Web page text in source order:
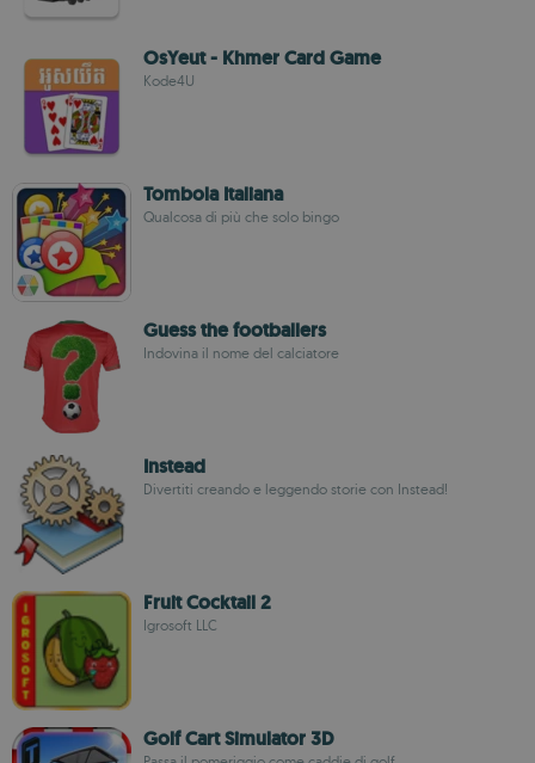
OsYeut - Khmer Card Game
Kode4U
Tombola Italiana
Qualcosa di più che solo bingo
Guess the footballers
Indovina il nome del calciatore
Instead
Divertiti creando e leggendo storie con Instead!
Fruit Cocktail 2
Igrosoft LLC
Golf Cart Simulator 3D